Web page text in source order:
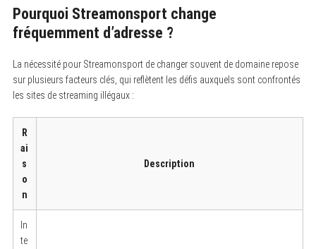
Pourquoi Streamonsport change
fréquemment d’adresse ?
La nécessité pour Streamonsport de changer souvent de domaine repose
sur plusieurs facteurs clés, qui reflètent les défis auxquels sont confrontés
les sites de streaming illégaux :
R
ai
s
o
n
Description
In
te